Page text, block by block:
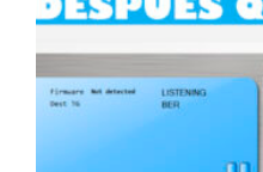
PASO
PRÁCTICA.